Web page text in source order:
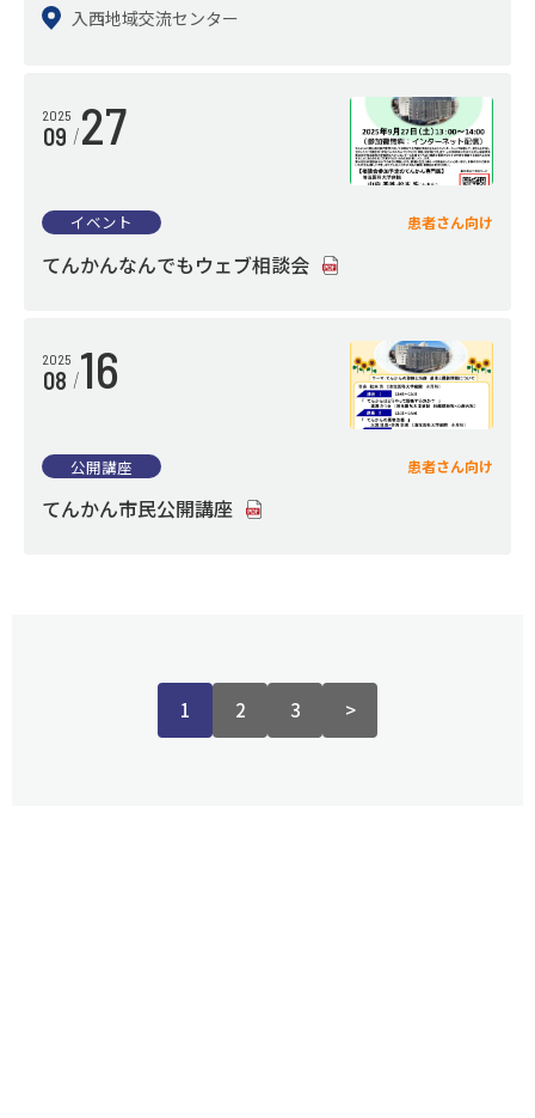
入西地域交流センター
2025
09 27
イベント 患者さん向け
てんかんなんでもウェブ相談会
2025
08 16
公開講座 患者さん向け
てんかん市民公開講座
1 2 3 >